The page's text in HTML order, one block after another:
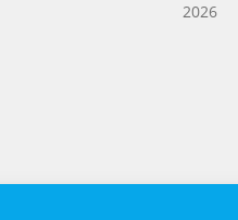
2026